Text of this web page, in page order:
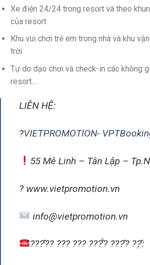
Xe điện 24/24 trong resort và theo
của resort
Khu vui chơi trẻ em trong nhà và khu
trời
Tự do dạo chơi và check-in các không
resort…
LIÊN HỆ:
?VIETPROMOTION-
55 Mê Linh – Tân Lập –
? www.vietpromotion.vn
info@vietpromotion.vn
???̂?? ??? ??? ???̂́? ???̂? ??̣̂: